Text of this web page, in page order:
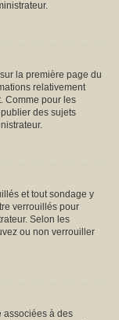
la première page du
relativement
Comme pour les
des sujets
et tout sondage y
verrouillés pour
Selon les
ou non verrouiller
associées à des